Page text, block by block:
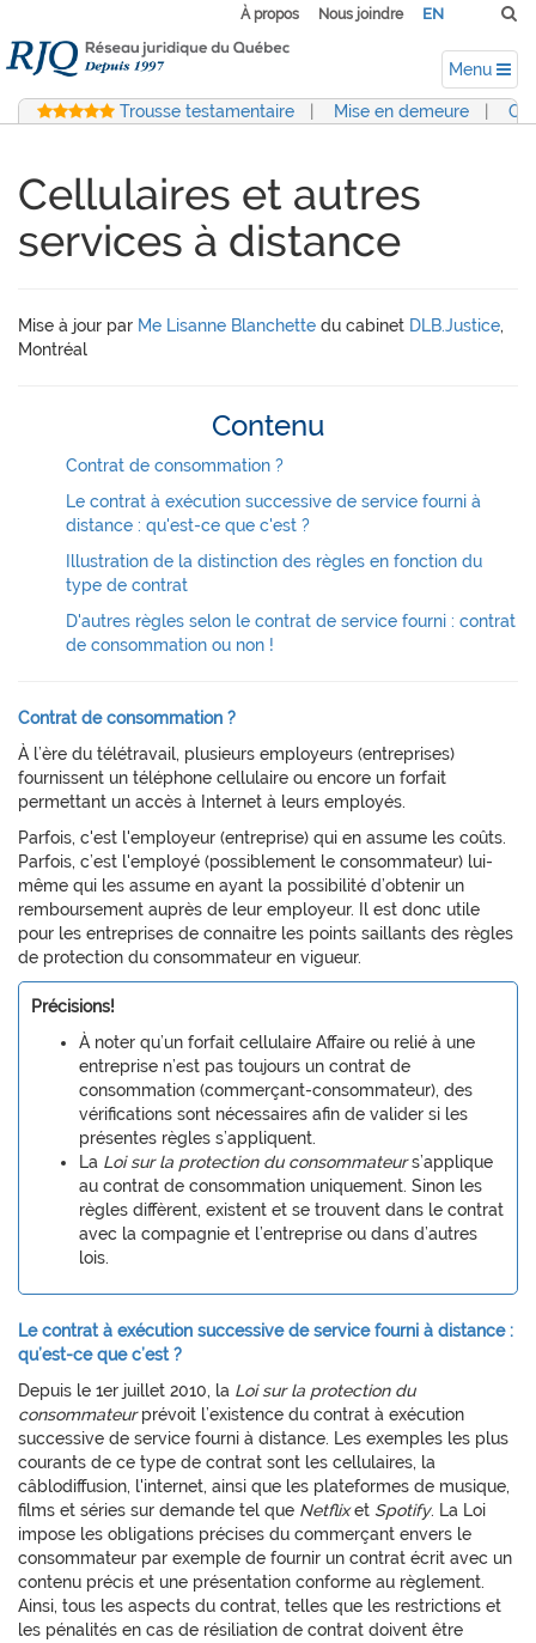
À propos Nous joindre EN
Menu
Trousse testamentaire Mise en demeure
Cellulaires et autres
services à distance
Mise à jour par Me Lisanne Blanchette du cabinet DLB.Justice,
Montréal
Contenu
Contrat de consommation ?
Le contrat à exécution successive de service fourni à
distance : qu'est-ce que c'est ?
Illustration de la distinction des règles en fonction du
type de contrat
D'autres règles selon le contrat de service fourni : contrat
de consommation ou non !
Contrat de consommation ?
À l’ère du télétravail, plusieurs employeurs (entreprises)
fournissent un téléphone cellulaire ou encore un forfait
permettant un accès à Internet à leurs employés.
Parfois, c'est l'employeur (entreprise) qui en assume les coûts.
Parfois, c’est l'employé (possiblement le consommateur) lui-
même qui les assume en ayant la possibilité d’obtenir un
remboursement auprès de leur employeur. Il est donc utile
pour les entreprises de connaitre les points saillants des règles
de protection du consommateur en vigueur.
Précisions!
À noter qu’un forfait cellulaire Affaire ou relié à une
entreprise n’est pas toujours un contrat de
consommation (commerçant-consommateur), des
vérifications sont nécessaires afin de valider si les
présentes règles s’appliquent.
La Loi sur la protection du consommateurs’applique
au contrat de consommation uniquement. Sinon les
règles diffèrent, existent et se trouvent dans le contrat
avec la compagnie et l’entreprise ou dans d’autres
lois.
Le contrat à exécution successive de service fourni à distance :
qu’est-ce que c’est ?
Depuis le 1er juillet 2010, la Loi sur la protection du
consommateurprévoit l’existence du contrat à exécution
successive de service fourni à distance. Les exemples les plus
courants de ce type de contrat sont les cellulaires, la
câblodiffusion, l'internet, ainsi que les plateformes de musique,
films et séries sur demande tel que Netflixet Spotify. La Loi
impose les obligations précises du commerçant envers le
consommateur par exemple de fournir un contrat écrit avec un
contenu précis et une présentation conforme au règlement.
Ainsi, tous les aspects du contrat, telles que les restrictions et
les pénalités en cas de résiliation de contrat doivent être